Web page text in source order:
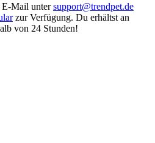
E-Mail untersupport@trendpet.de
zur Verfügung. Du erhältst an
von 24 Stunden!